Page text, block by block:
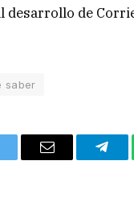
desarrollo de
saber
Email